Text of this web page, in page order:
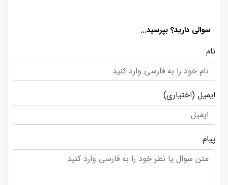
سوالی دارید؟ بپرسید...
نام
ایمیل (اختیاری)
پیام